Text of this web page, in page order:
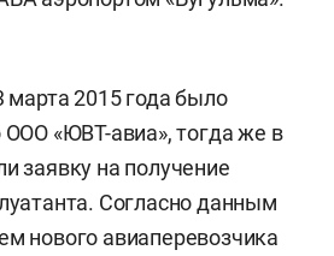
марта 2015 года было
ООО «ЮВТ-авиа», тогда же в
заявку на получение
Согласно данным
нового авиаперевозчика